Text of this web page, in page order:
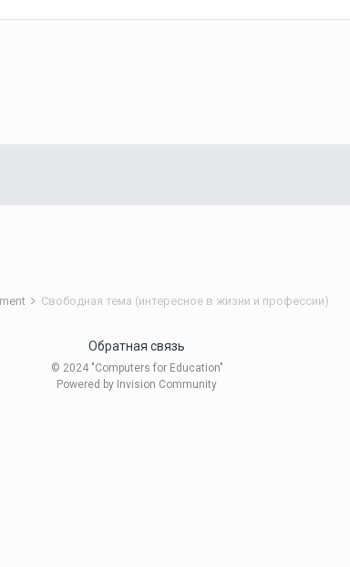
Свободная тема (интересное в жизни и профессии)
Обратная связь
© 2024 "Computers for Education"
Powered by Invision Community